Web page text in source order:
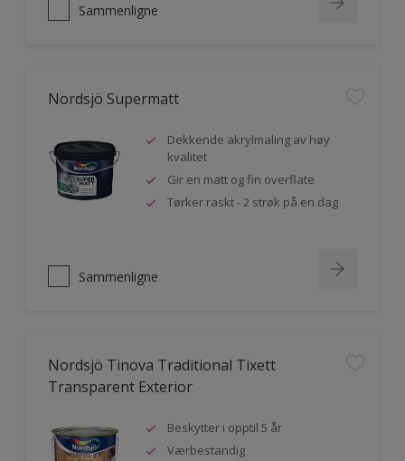
Sammenligne
Nordsjö Supermatt
Dekkende akrylmaling av høy
kvalitet
Gir en matt og fin overflate
Tørker raskt - 2 strøk på en dag
Sammenligne
Nordsjö Tinova Traditional Tixett
Transparent Exterior
Beskytter i opptil 5 år
Værbestandig